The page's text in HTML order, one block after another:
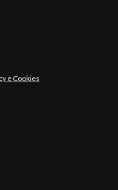
e Cookies